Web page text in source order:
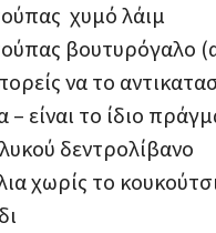
χυμό λάιμ
βουτυρόγαλο
να το
– είναι το ίδιο
δεντρολίβανο
χωρίς το